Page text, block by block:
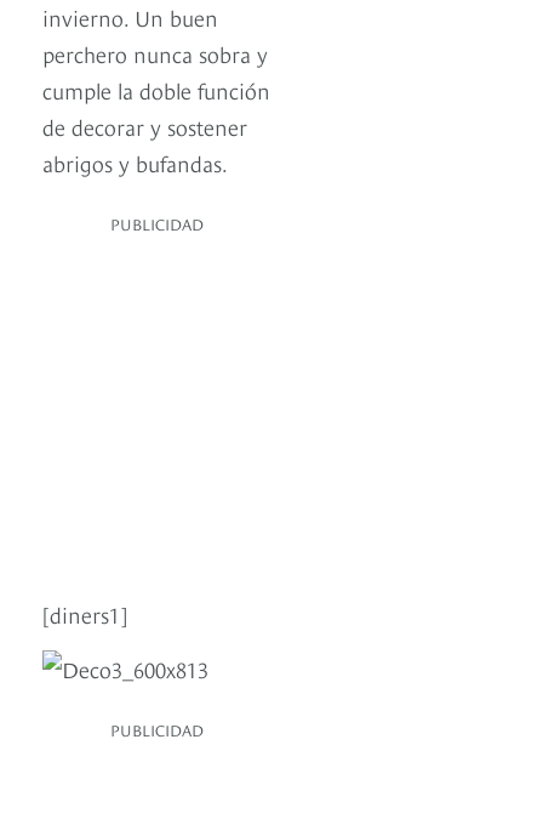
invierno. Un buen
perchero nunca sobra y
cumple la doble función
de decorar y sostener
abrigos y bufandas.
PUBLICIDAD
[diners1]
PUBLICIDAD